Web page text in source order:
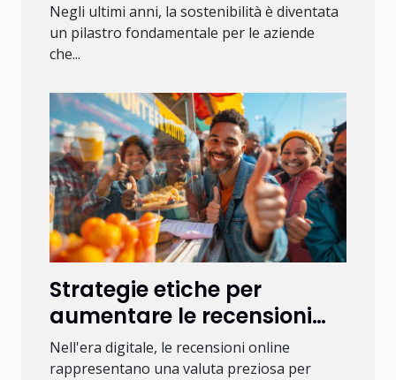
eco-friendly che
incrementa i guadagni
Negli ultimi anni, la sostenibilità è diventata
un pilastro fondamentale per le aziende
che...
Strategie etiche per
aumentare le recensioni
online della tua attività
Nell'era digitale, le recensioni online
rappresentano una valuta preziosa per